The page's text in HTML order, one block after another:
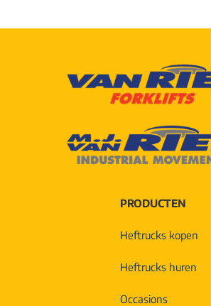
PRODUCTEN
Heftrucks kopen
Heftrucks huren
Occasions